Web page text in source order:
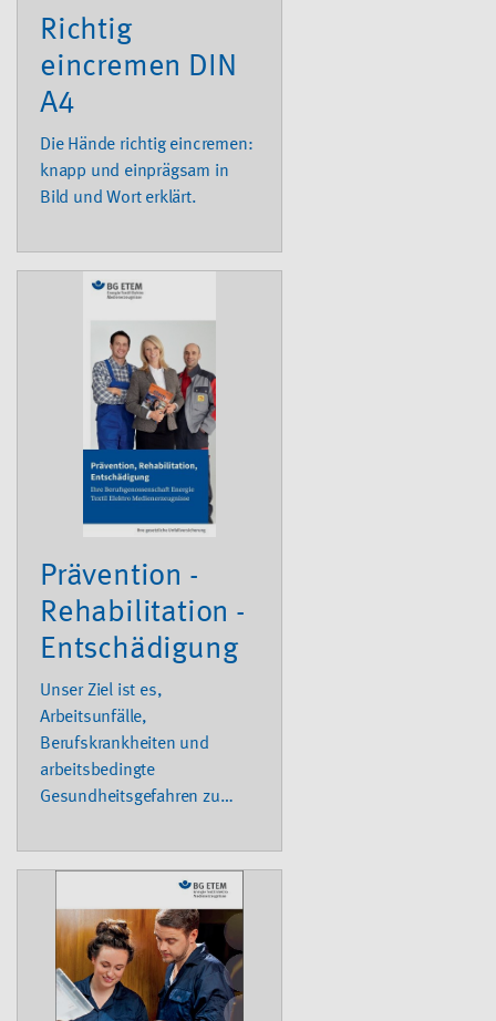
Richtig
eincremen DIN
A4
Die Hände richtig eincremen:
knapp und einprägsam in
Bild und Wort erklärt.
Prävention -
Rehabilitation -
Entschädigung
Unser Ziel ist es,
Arbeitsunfälle,
Berufskrankheiten und
arbeitsbedingte
Gesundheitsgefahren zu
dennoch eintreten, sorgen
wir für die Rehabilitation der
Versicherten, von der
Heilbehandlung bis zum
Wiedereinstieg in den Beruf.